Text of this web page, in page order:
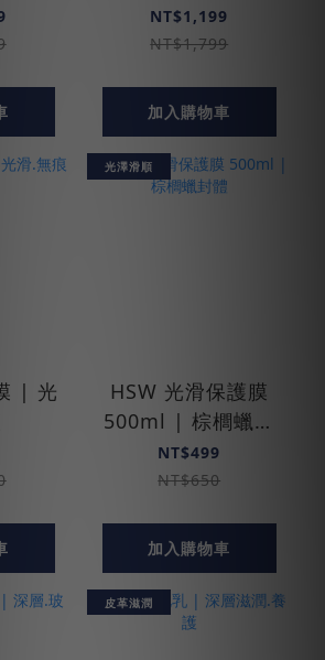
NT$1,199
NT$1,799
加入購物車
| 光
光澤滑順
HSW 光滑保護膜
500ml | 棕櫚蠟封
體
NT$499
NT$650
加入購物車
皮革滋潤